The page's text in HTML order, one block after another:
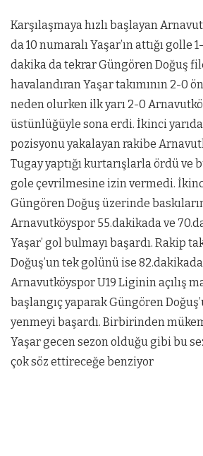
Karşılaşmaya hızlı başlayan
da 10 numaralı Yaşar’ın attığı golle
dakika da tekrar Güngören Doğuş
havalandıran Yaşar takımının 2-0
neden olurken ilk yarı 2-0
üstünlüğüyle sona erdi. İkinci
pozisyonu yakalayan rakibe
Tugay yaptığı kurtarışlarla ördü ve
gole çevrilmesine izin vermedi.
Güngören Doğuş üzerinde
Arnavutköyspor 55.dakikada ve
Yaşar’ gol bulmayı başardı. Rakip
Doğuş’un tek golünü ise
Arnavutköyspor U19 Liginin açılış
başlangıç yaparak Güngören
yenmeyi başardı. Birbirinden
Yaşar gecen sezon olduğu gibi bu
çok söz ettireceğe benziyor